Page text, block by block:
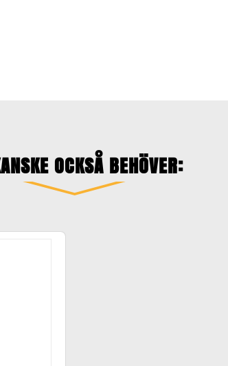
OCKSÅ BEHÖVER: